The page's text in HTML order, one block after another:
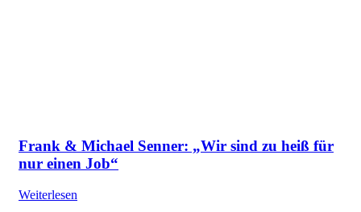
Frank & Michael Senner: „Wir sind zu heiß für
nur einen Job“
Weiterlesen